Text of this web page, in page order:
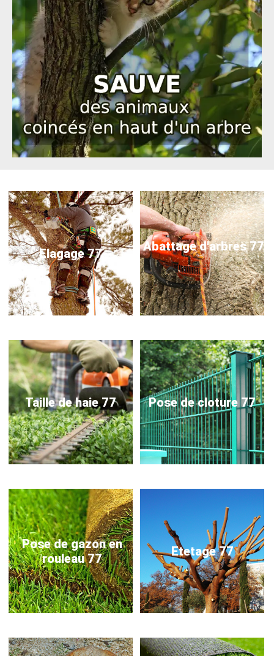
Elagage 77 Abattage d'arbres 77
Taille de haie 77 Pose de cloture 77
Pose de gazon en
rouleau 77
Etetage 77